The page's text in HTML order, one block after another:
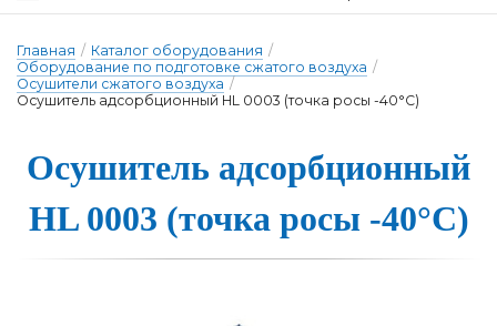
Главная / Каталог оборудования /
Оборудование по подготовке сжатого воздуха /
Осушители сжатого воздуха /
Осушитель адсорбционный HL 0003 (точка росы -40°С)
Осуши­тель ад­сор­бци­он­ный
HL 0003 (точ­ка ро­сы -40°С)